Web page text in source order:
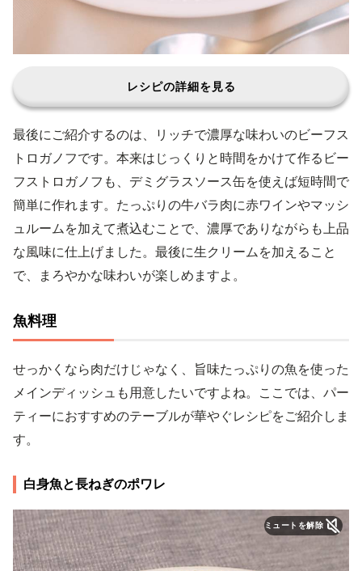
レシピの詳細を見る
最後にご紹介するのは、リッチで濃厚な味わいのビーフス
トロガノフです。本来はじっくりと時間をかけて作るビー
フストロガノフも、デミグラスソース缶を使えば短時間で
簡単に作れます。たっぷりの牛バラ肉に赤ワインやマッシ
ュルームを加えて煮込むことで、濃厚でありながらも上品
な風味に仕上げました。最後に生クリームを加えること
で、まろやかな味わいが楽しめますよ。
魚料理
せっかくなら肉だけじゃなく、旨味たっぷりの魚を使った
メインディッシュも用意したいですよね。ここでは、パー
ティーにおすすめのテーブルが華やぐレシピをご紹介しま
す。
白身魚と長ねぎのポワレ
ミュートを解除